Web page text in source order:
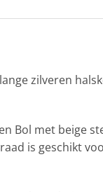
zilveren
Bol met beige
is geschikt